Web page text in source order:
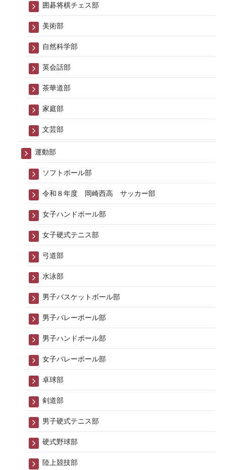
囲碁将棋チェス部
美術部
自然科学部
英会話部
茶華道部
家庭部
文芸部
運動部
ソフトボール部
令和８年度 岡崎西高 サッカー部
女子ハンドボール部
女子硬式テニス部
弓道部
水泳部
男子バスケットボール部
男子バレーボール部
男子ハンドボール部
女子バレーボール部
卓球部
剣道部
男子硬式テニス部
硬式野球部
陸上競技部